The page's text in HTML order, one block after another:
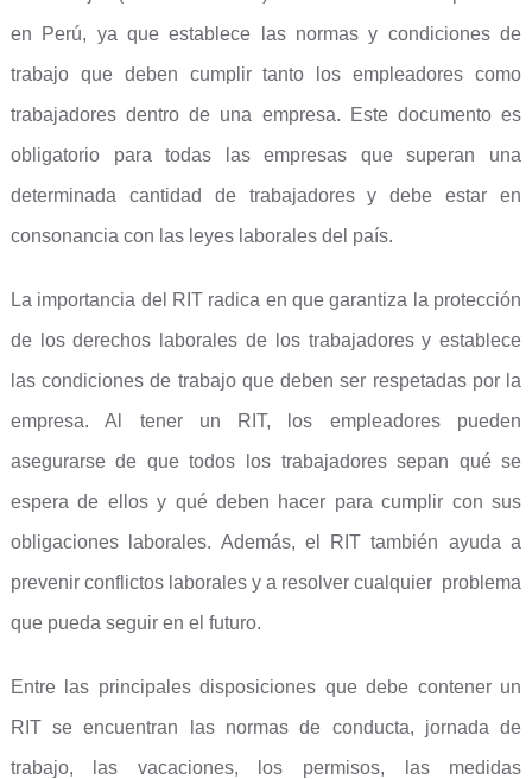
en Perú, ya que establece las normas y condiciones de
trabajo que deben cumplir tanto los empleadores como
trabajadores dentro de una empresa. Este documento es
obligatorio para todas las empresas que superan una
determinada cantidad de trabajadores y debe estar en
consonancia con las leyes laborales del país.
La importancia del RIT radica en que garantiza la protección
de los derechos laborales de los trabajadores y establece
las condiciones de trabajo que deben ser respetadas por la
empresa. Al tener un RIT, los empleadores pueden
asegurarse de que todos los trabajadores sepan qué se
espera de ellos y qué deben hacer para cumplir con sus
obligaciones laborales. Además, el RIT también ayuda a
prevenir conflictos laborales y a resolver cualquier problema
que pueda seguir en el futuro.
Entre las principales disposiciones que debe contener un
RIT se encuentran las normas de conducta, jornada de
trabajo, las vacaciones, los permisos, las medidas